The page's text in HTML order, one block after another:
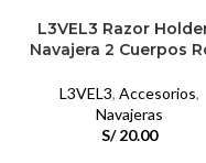
L3VEL3 Razor
Navajera 2 Cuerpos
L3VEL3, Accesorios,
Navajeras
S/20.00